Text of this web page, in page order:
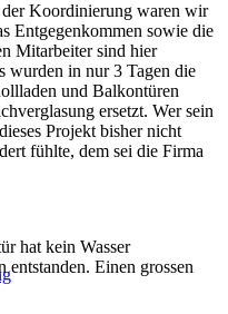
Koordinierung waren wir
Entgegenkommen sowie die
Mitarbeiter sind hier
wurden in nur 3 Tagen die
und Balkontüren
ersetzt. Wer sein
Projekt bisher nicht
fühlte, dem sei die Firma
hat kein Wasser
entstanden. Einen grossen